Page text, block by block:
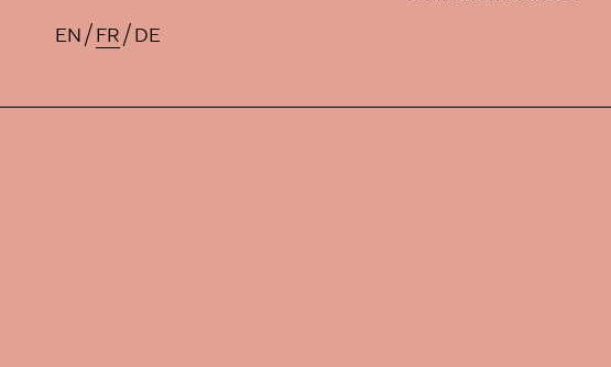
Traductions disponibles pour cette page
EN FR DE